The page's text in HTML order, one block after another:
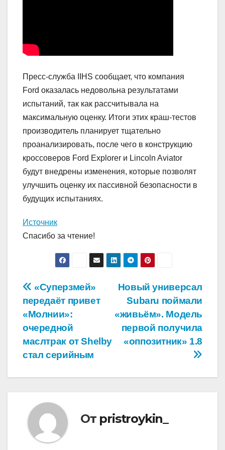
Пресс-служба IIHS сообщает, что компания
Ford оказалась недовольна результатами
испытаний, так как рассчитывала на
максимальную оценку. Итоги этих краш-тестов
производитель планирует тщательно
проанализировать, после чего в конструкцию
кроссоверов Ford Explorer и Lincoln Aviator
будут внедрены изменения, которые позволят
улучшить оценку их пассивной безопасности в
будущих испытаниях.
Источник
Спасибо за чтение!
Навигация
по
записям
Новый универсал
Subaru поймали
«живьём». Модель
первой получила
«оппозитник» 1.8
«Суперзмей»
передаёт привет
«Молнии»:
очередной
маслтрак от Shelby
стал серийным
От pristroykin_